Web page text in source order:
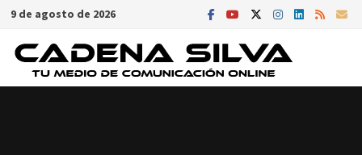
Saltar
contenido
9 de agosto de 2026